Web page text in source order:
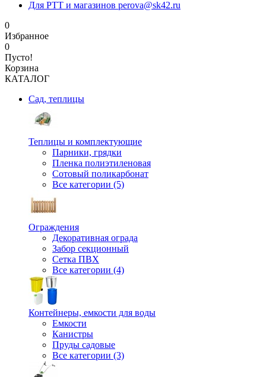
Для РТТ и магазинов perova@sk42.ru
0
Избранное
0
Пусто!
Корзина
КАТАЛОГ
Сад, теплицы
Теплицы и комплектующие
Парники, грядки
Пленка полиэтиленовая
Сотовый поликарбонат
Все категории (5)
Ограждения
Декоративная ограда
Забор секционный
Сетка ПВХ
Все категории (4)
Контейнеры, емкости для воды
Емкости
Канистры
Пруды садовые
Все категории (3)